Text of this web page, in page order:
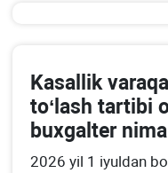
Kasallik
toʻlash tartibi
buхgalter
2026 yil 1 iyuldan